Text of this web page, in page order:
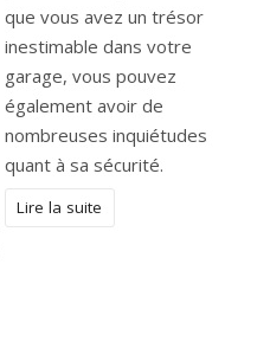
que vous avez un trésor
inestimable dans votre
garage, vous pouvez
également avoir de
nombreuses inquiétudes
quant à sa sécurité.
Lire la suite